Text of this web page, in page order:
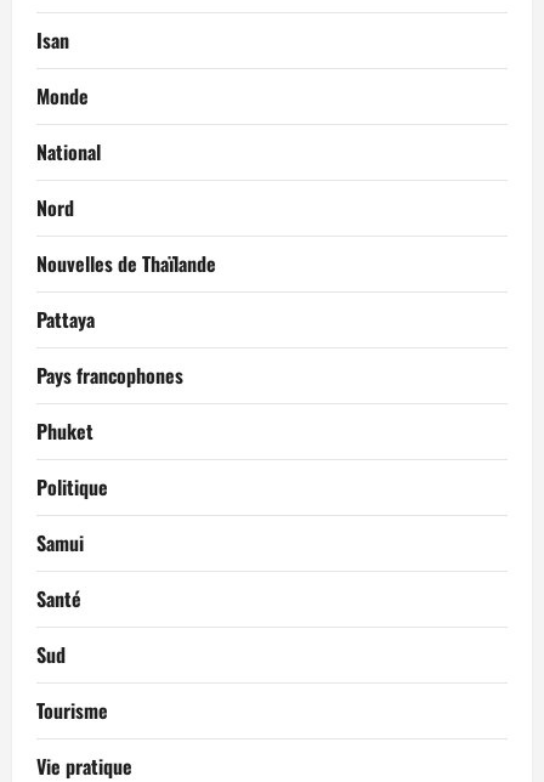
Isan
Monde
National
Nord
Nouvelles de Thaïlande
Pattaya
Pays francophones
Phuket
Politique
Samui
Santé
Sud
Tourisme
Vie pratique